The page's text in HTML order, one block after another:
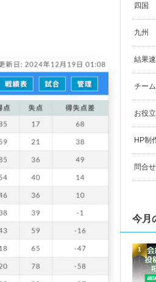
四国
九州
結果
チー
お役
HP制
問合せ
今月
1